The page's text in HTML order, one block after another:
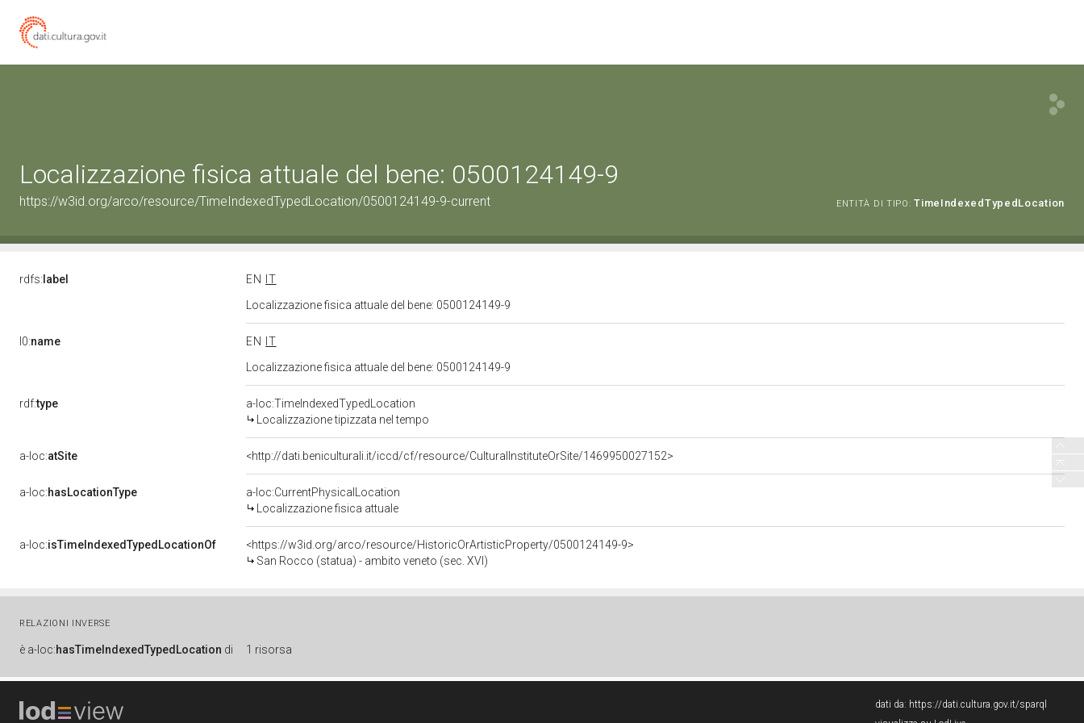
Localizzazione fisica attuale del bene: 0500124149-9
https://w3id.org/arco/resource/TimeIndexedTypedLocation/0500124149-9-current ENTITÀ DI TIPO: TimeIndexedTypedLocation
rdfs: label EN
IT
Localizzazione fisica attuale del bene: 0500124149-9
l0:name EN
IT
Localizzazione fisica attuale del bene: 0500124149-9
rdf:type
a-loc:TimeIndexedTypedLocation
Localizzazione tipizzata nel tempo
a-loc:atSite <http://dati.beniculturali.it/iccd/cf/resource/CulturalInstituteOrSite/1469950027152>
a-loc:hasLocationType
a-loc:CurrentPhysicalLocation
Localizzazione fisica attuale
a-loc:isTimeIndexedTypedLocationOf
<https://w3id.org/arco/resource/HistoricOrArtisticProperty/0500124149-9>
San Rocco (statua) - ambito veneto (sec. XVI)
RELAZIONI INVERSE
è a-loc:hasTimeIndexedTypedLocation di 1 risorsa
dati da: https://dati.cultura.gov.it/sparql